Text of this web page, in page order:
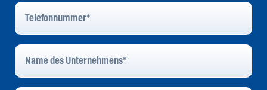
Telefonnummer
Name
Des
Unternehmens